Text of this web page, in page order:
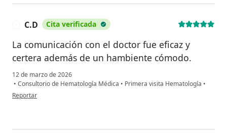
C.D Cita verificada
La comunicación con el doctor fue eficaz y
certera además de un hambiente cómodo.
12 de marzo de 2026
• Consultorio de Hematología Médica • Primera visita Hematología •
en opinión del usuario C.D
Reportar